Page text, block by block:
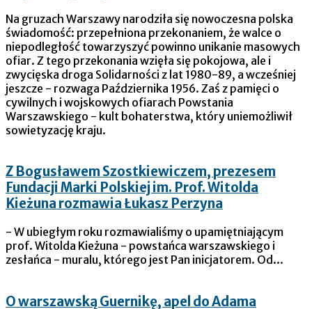
Na gruzach Warszawy narodziła się nowoczesna polska
świadomość: przepełniona przekonaniem, że walce o
niepodległość towarzyszyć powinno unikanie masowych
ofiar. Z tego przekonania wzięła się pokojowa, ale i
zwycięska droga Solidarności z lat 1980-89, a wcześniej
jeszcze - rozwaga Października 1956. Zaś z pamięci o
cywilnych i wojskowych ofiarach Powstania
Warszawskiego - kult bohaterstwa, który uniemożliwił
sowietyzację kraju.
Z Bogusławem Szostkiewiczem, prezesem
Fundacji Marki Polskiej im. Prof. Witolda
Kieżuna rozmawia Łukasz Perzyna
- W ubiegłym roku rozmawialiśmy o upamiętniającym
prof. Witolda Kieżuna - powstańca warszawskiego i
zesłańca - muralu, którego jest Pan inicjatorem. Od...
O warszawską Guernikę, apel do Adama